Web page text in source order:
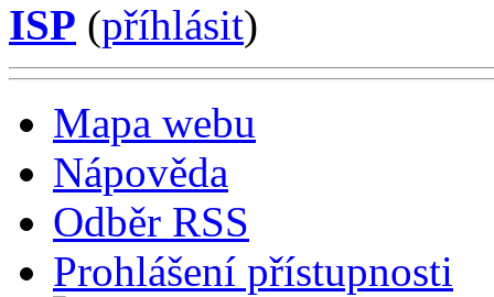
ISP (příhlásit)
Mapa webu
Nápověda
Odběr RSS
Prohlášení přístupnosti